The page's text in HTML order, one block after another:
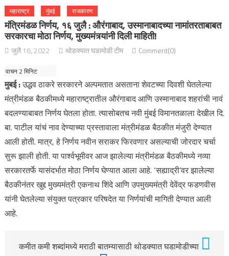
महाराष्ट्र मुंबई राजकारण
मंत्रिमंडळ निर्णय, १६ जुलै : औरंगाबाद, उस्मानाबादच्या नामांतरताबाबत
सरकारचा मोठा निर्णय, मुख्यमंत्र्यांनी दिली माहिती!
जुलै 16, 2022 थोडक्यात घडामोडी टीम Comment(0)
मुबई :उद्धव ठाकरे सरकारने अल्पमतात असताना शेवटच्या दिवशी घेतलेल्या
मंत्रीमंडळ बैठकीमध्ये महाराष्ट्रातील औरंगाबाद आणि उस्मानाबाद शहरांची नावं
बदलण्याबाबत निर्णय घेतला होता. त्यासोबतच नवी मुंबई विमानतळाला देखील दि.
बा. पाटील यांचं नाव देण्याच्या प्रस्तावाला मंत्रीमंडळ बैठकीत मंजुरी देण्यात
आली होती. मात्र, हे निर्णय नवीन सराकर फिरवणार असल्याची जोरदार चर्चा
सुरू झाली होती. या पार्श्वभूमीवर आज झालेल्या मंत्रीमंडळ बैठकीमध्ये नव्या
सरकारतर्फे यासंदर्भात मोठा निर्णय घेण्यात आला आहे. ‘सह्याद्री’वर झालेल्या
बैठकीनंतर खुद्द मुख्यमंत्री एकनाथ शिंदे आणि उपमुख्यमंत्री देवेंद्र फडणवीस
यांनी घेतलेल्या संयुक्त पत्रकार परिषदेत या निर्णयांची मागिती देण्यात आली
आहे.
कमीत कमी शब्दांमध्ये मराठी बातम्यासाठी थोडक्यात घडामोडीच्या